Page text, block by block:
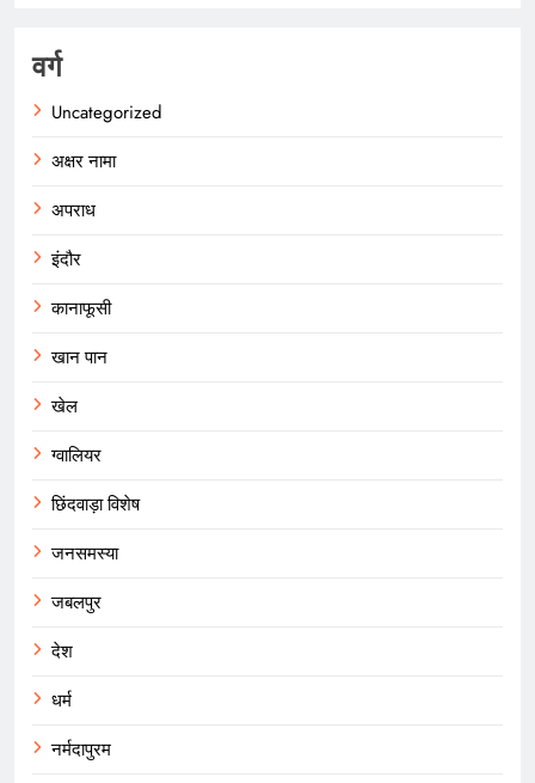
वर्ग
Uncategorized
अक्षर नामा
अपराध
इंदौर
कानाफूसी
खान पान
खेल
ग्वालियर
छिंदवाड़ा विशेष
जनसमस्या
जबलपुर
देश
धर्म
नर्मदापुरम